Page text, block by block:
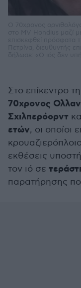
Στο επίκεντρο
70χρονος
Σχιλπερόορντ
ετών, οι οποίοι
εκθέσεις
τον ιό σε
παρατήρησης